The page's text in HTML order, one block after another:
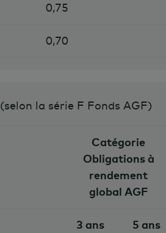
0,75
0,70
(selon la série F Fonds AGF)
Catégorie
Obligations à
rendement
global AGF
3 ans 5 ans